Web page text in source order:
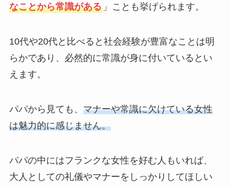
なことから常識がある」ことも挙げられます。
10代や20代と比べると社会経験が豊富なことは明
らかであり、必然的に常識が身に付いているとい
えます。
パパから見ても、 マナーや常識に欠けている女性
は魅力的に感じません。
パパの中にはフランクな女性を好む人もいれば、
大人としての礼儀やマナーをしっかりしてほしい